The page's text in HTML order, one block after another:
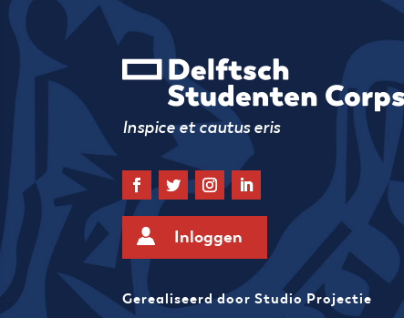
Inspice et cautus eris
Inloggen
Gerealiseerd doorStudio Projectie